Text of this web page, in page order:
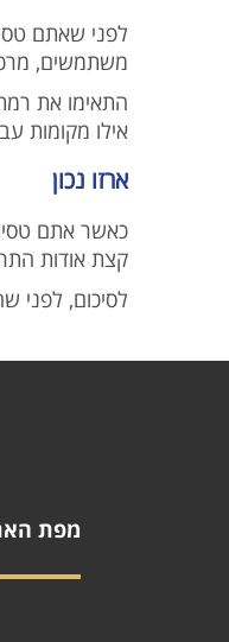
לפני שאתם
משתמשים,
התאימו את
אילו מקומות
ארזו נכון
כאשר אתם
קצת אודות
לסיכום, לפני
מפת